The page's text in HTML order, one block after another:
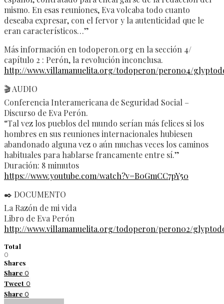
mismo. En esas reuniones, Eva volcaba todo cuanto
deseaba expresar, con el fervor y la autenticidad que le
eran característicos…”
Más información en todoperon.org en la sección 4/
capítulo 2 : Perón, la revolución inconclusa.
http://www.villamanuelita.org/todoperon/peron04/
🎬 AUDIO
Conferencia Interamericana de Seguridad Social –
Discurso de Eva Perón.
“Tal vez los pueblos del mundo serían más felices si los
hombres en sus reuniones internacionales hubiesen
abandonado alguna vez o aún muchas veces los caminos
habituales para hablarse francamente entre sí.”
Duración: 8 mimutos
https://www.youtube.com/watch?v=B0GmCC7pY50
✒️ DOCUMENTO
La Razón de mi vida
Libro de Eva Perón
http://www.villamanuelita.org/todoperon/peron02/
Total
0
Shares
Share 0
Tweet 0
Share 0